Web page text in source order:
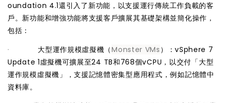
oundation 4.1還引入了新功能，以支援運行傳統工作負載的客
戶。新功能和增強功能將支援客戶擴展其基礎架構並簡化操作，
包括：
· 大型運作規模虛擬機（Monster VMs ）：vSphere 7
Update 1虛擬機可擴展至24 TB和768個vCPU，以交付「大型
運作規模虛擬機」，支援記憶體密集型應用程式，例如記憶體中
資料庫。